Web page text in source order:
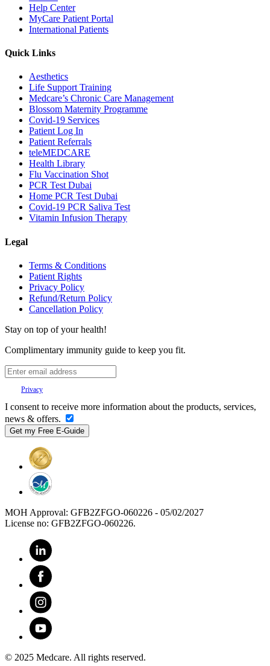
Help Center
MyCare Patient Portal
International Patients
Quick Links
Aesthetics
Life Support Training
Medcare’s Chronic Care Management
Blossom Maternity Programme
Covid-19 Services
Patient Log In
Patient Referrals
teleMEDCARE
Health Library
Flu Vaccination Shot
PCR Test Dubai
Home PCR Test Dubai
Covid-19 PCR Saliva Test
Vitamin Infusion Therapy
Legal
Terms & Conditions
Patient Rights
Privacy Policy
Refund/Return Policy
Cancellation Policy
Stay on top of your health!
Complimentary immunity guide to keep you fit.
Privacy
I consent to receive more information about the products, services,
news & offers.
MOH Approval: GFB2ZFGO-060226 - 05/02/2027
License no: GFB2ZFGO-060226.
© 2025 Medcare. All rights reserved.